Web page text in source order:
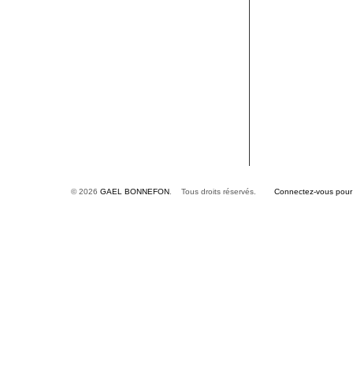
© 2026 GAEL BONNEFON . Tous droits réservés. Connectez-vous